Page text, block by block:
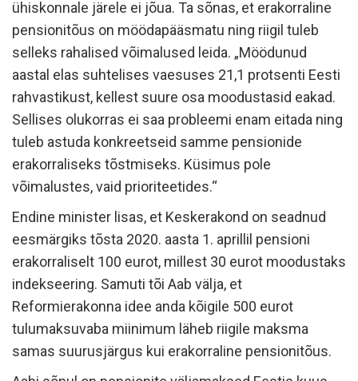
ühiskonnale järele ei jõua. Ta sõnas, et erakorraline
pensionitõus on möödapääsmatu ning riigil tuleb
selleks rahalised võimalused leida. „Möödunud
aastal elas suhtelises vaesuses 21,1 protsenti Eesti
rahvastikust, kellest suure osa moodustasid eakad.
Sellises olukorras ei saa probleemi enam eitada ning
tuleb astuda konkreetseid samme pensionide
erakorraliseks tõstmiseks. Küsimus pole
võimalustes, vaid prioriteetides.“
Endine minister lisas, et Keskerakond on seadnud
eesmärgiks tõsta 2020. aasta 1. aprillil pensioni
erakorraliselt 100 eurot, millest 30 eurot moodustaks
indekseering. Samuti tõi Aab välja, et
Reformierakonna idee anda kõigile 500 eurot
tulumaksuvaba miinimum läheb riigile maksma
samas suurusjärgus kui erakorraline pensionitõus.